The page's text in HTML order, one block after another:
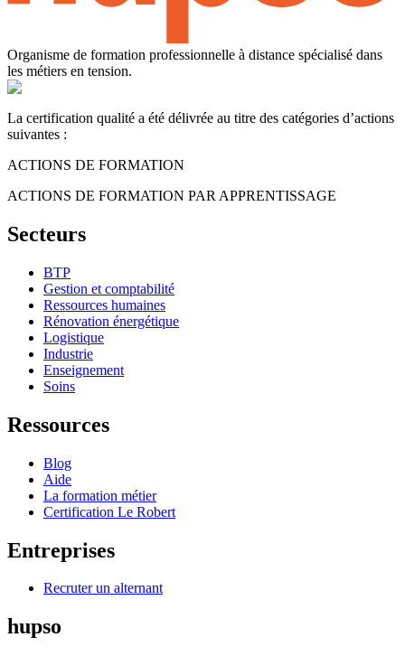
Organisme de formation professionnelle à distance spécialisé dans
les métiers en tension.
La certification qualité a été délivrée au titre des catégories d’actions
suivantes :
ACTIONS DE FORMATION
ACTIONS DE FORMATION PAR APPRENTISSAGE
Secteurs
BTP
Gestion et comptabilité
Ressources humaines
Rénovation énergétique
Logistique
Industrie
Enseignement
Soins
Ressources
Blog
Aide
La formation métier
Certification Le Robert
Entreprises
Recruter un alternant
hupso